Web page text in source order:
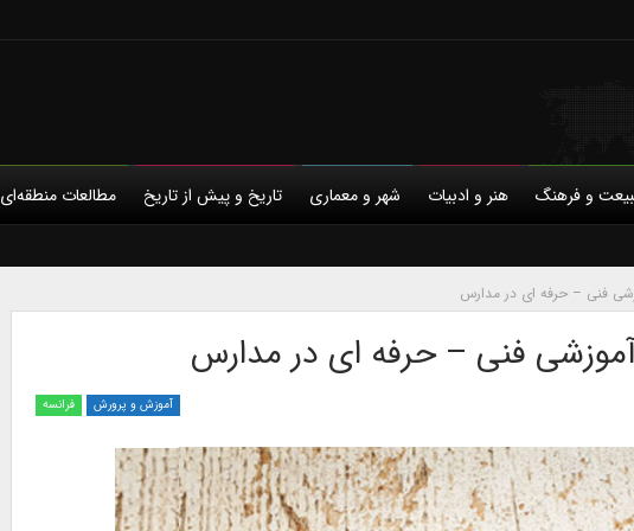
و فرهنگ هنر و ادبیات شهر و معماری تاریخ و پیش از تاریخ مطالعات منطقه‌ای
فنی – حرفه ای در مدارس
فنی – حرفه ای در مدارس
آموزش و پرورش فرانسه